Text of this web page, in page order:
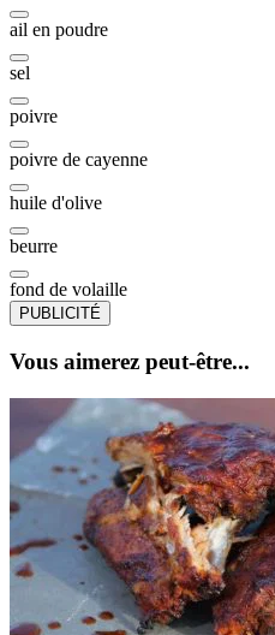
ail en poudre
sel
poivre
poivre de cayenne
huile d'olive
beurre
fond de volaille
PUBLICITÉ
Vous aimerez peut-être...